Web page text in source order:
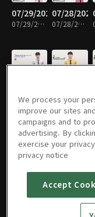
07/29/2026
07/29/2026 • 10분
07/28/2026
07/28/2026 • 10분
07/13/2026
07/13/2026 • 10분
07/10/2026
We process your
improve our sites
campaigns and to
advertising. By
exercise your
privacy notice
Accept